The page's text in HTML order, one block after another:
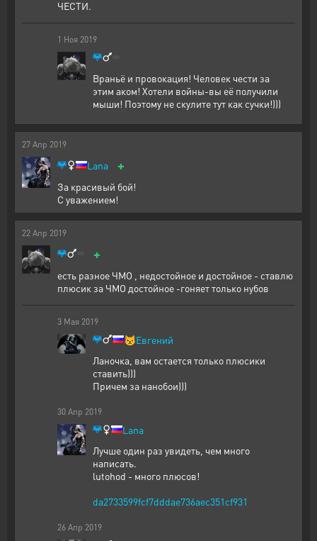
ЧЕСТИ.
1 Ноя 2019
Враньё и провокация! Человек чести за
этим аком! Хотели войны-вы её получили
мыши! Поэтому не скулите тут как сучки!)))
27 Апр 2019
Lana +
За красивый бой!
С уважением!
22 Апр 2019
+
есть разное ЧМО , недостойное и достойное - ставлю
плюсик за ЧМО достойное -гоняет только нубов
3 Мая 2019
😾Евгений
Ланочка, вам остается только плюсики
ставить)))
Причем за нанобои)))
30 Апр 2019
Lana
Лучше один раз увидеть, чем много
написать.
lutohod - много плюсов!
da2733599fcf7dddae736aec351cf931
26 Апр 2019